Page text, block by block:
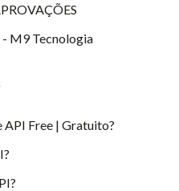
M9 Tecnologia
Free | Gratuito?